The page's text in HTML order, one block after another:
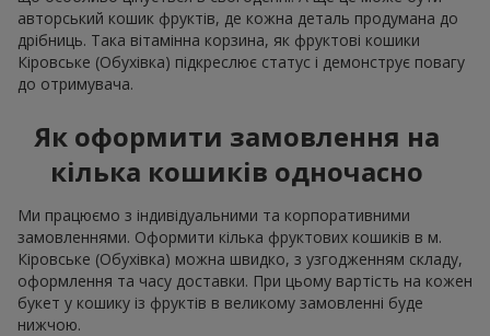
авторський кошик фруктів, де кожна деталь продумана до
дрібниць. Така вітамінна корзина, як фруктові кошики
Кіровське (Обухівка) підкреслює статус і демонструє повагу
до отримувача.
Як оформити замовлення на
кілька кошиків одночасно
Ми працюємо з індивідуальними та корпоративними
замовленнями. Оформити кілька фруктових кошиків в м.
Кіровське (Обухівка) можна швидко, з узгодженням складу,
оформлення та часу доставки. При цьому вартість на кожен
букет у кошику із фруктів в великому замовленні буде
нижчою.